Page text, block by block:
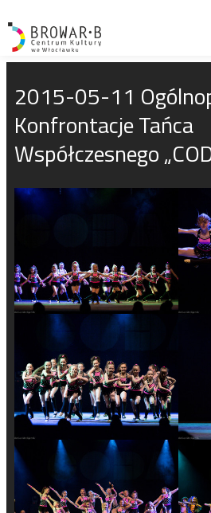
2015-05-11
Konfrontacje Tańca
Współczesnego